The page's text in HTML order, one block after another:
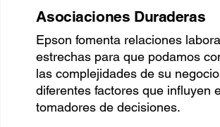
Asociaciones Duraderas
Epson fomenta relaciones
estrechas para que podamos
las complejidades de su
diferentes factores que influyen
tomadores de decisiones.